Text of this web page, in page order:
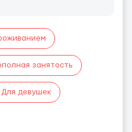
занятость
Для девушек